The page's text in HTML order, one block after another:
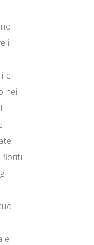
i
e
nei
fioriti
e